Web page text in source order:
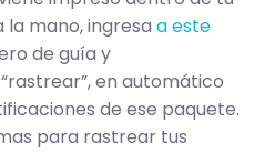
mano, ingresa a este
de guía y
en automático
de ese paquete.
para rastrear tus